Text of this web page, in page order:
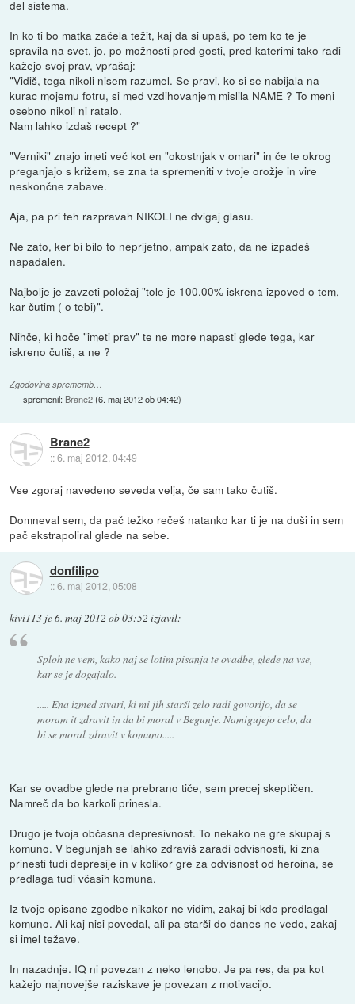
del sistema.
In ko ti bo matka začela težit, kaj da si upaš, po tem ko te je
spravila na svet, jo, po možnosti pred gosti, pred katerimi tako radi
kažejo svoj prav, vprašaj:
"Vidiš, tega nikoli nisem razumel. Se pravi, ko si se nabijala na
kurac mojemu fotru, si med vzdihovanjem mislila NAME ? To meni
osebno nikoli ni ratalo.
Nam lahko izdaš recept ?"
"Verniki" znajo imeti več kot en "okostnjak v omari" in če te okrog
preganjajo s križem, se zna ta spremeniti v tvoje orožje in vire
neskončne zabave.
Aja, pa pri teh razpravah NIKOLI ne dvigaj glasu.
Ne zato, ker bi bilo to neprijetno, ampak zato, da ne izpadeš
napadalen.
Najbolje je zavzeti položaj "tole je 100.00% iskrena izpoved o tem,
kar čutim ( o tebi)".
Nihče, ki hoče "imeti prav" te ne more napasti glede tega, kar
iskreno čutiš, a ne ?
Zgodovina sprememb…
spremenil: Brane2(6. maj 2012 ob 04:42)
Brane2
::6. maj 2012, 04:49
Vse zgoraj navedeno seveda velja, če sam tako čutiš.
Domneval sem, da pač težko rečeš natanko kar ti je na duši in sem
pač ekstrapoliral glede na sebe.
donfilipo
::6. maj 2012, 05:08
kivi113 je6. maj 2012 ob 03:52 izjavil:
Sploh ne vem, kako naj se lotim pisanja te ovadbe, glede na vse,
kar se je dogajalo.
..... Ena izmed stvari, ki mi jih starši zelo radi govorijo, da se
moram it zdravit in da bi moral v Begunje. Namigujejo celo, da
bi se moral zdravit v komuno.....
Kar se ovadbe glede na prebrano tiče, sem precej skeptičen.
Namreč da bo karkoli prinesla.
Drugo je tvoja občasna depresivnost. To nekako ne gre skupaj s
komuno. V begunjah se lahko zdraviš zaradi odvisnosti, ki zna
prinesti tudi depresije in v kolikor gre za odvisnost od heroina, se
predlaga tudi včasih komuna.
Iz tvoje opisane zgodbe nikakor ne vidim, zakaj bi kdo predlagal
komuno. Ali kaj nisi povedal, ali pa starši do danes ne vedo, zakaj
si imel težave.
In nazadnje. IQ ni povezan z neko lenobo. Je pa res, da pa kot
kažejo najnovejše raziskave je povezan z motivacijo.